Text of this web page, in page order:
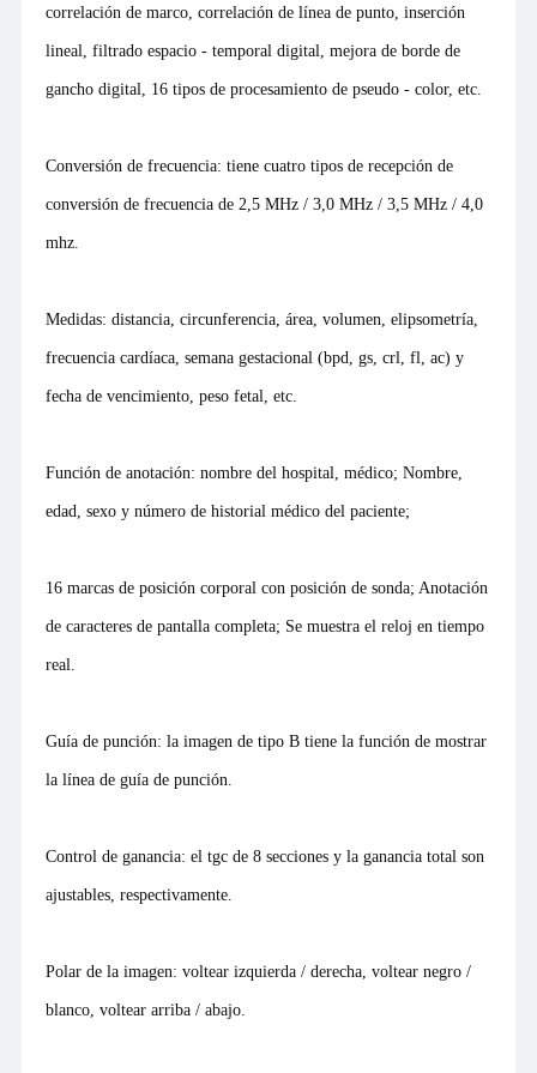
correlación de marco, correlación de línea de punto, inserción
lineal, filtrado espacio - temporal digital, mejora de borde de
gancho digital, 16 tipos de procesamiento de pseudo - color, etc.
Conversión de frecuencia: tiene cuatro tipos de recepción de
conversión de frecuencia de 2,5 MHz / 3,0 MHz / 3,5 MHz / 4,0
mhz.
Medidas: distancia, circunferencia, área, volumen, elipsometría,
frecuencia cardíaca, semana gestacional (bpd, gs, crl, fl, ac) y
fecha de vencimiento, peso fetal, etc.
Función de anotación: nombre del hospital, médico; Nombre,
edad, sexo y número de historial médico del paciente;
16 marcas de posición corporal con posición de sonda; Anotación
de caracteres de pantalla completa; Se muestra el reloj en tiempo
real.
Guía de punción: la imagen de tipo B tiene la función de mostrar
la línea de guía de punción.
Control de ganancia: el tgc de 8 secciones y la ganancia total son
ajustables, respectivamente.
Polar de la imagen: voltear izquierda / derecha, voltear negro /
blanco, voltear arriba / abajo.